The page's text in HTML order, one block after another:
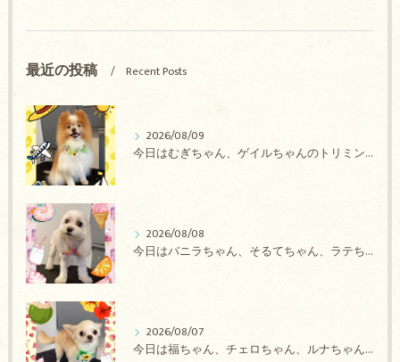
最近の投稿 Recent Posts
2026/08/09
今日はむぎちゃん、ゲイルちゃんのトリミングの紹介です【奈良のエース動物病院】
2026/08/08
今日はバニラちゃん、そるてちゃん、ラテちゃん、バニラちゃん、チョコちゃん、ベリーちゃん、メロンちゃん、もこちゃんのトリミングの紹介です【奈良のエース動物病院】
2026/08/07
今日は福ちゃん、チェロちゃん、ルナちゃん、Royちゃん、アネラちゃん、ポコちゃんのトリミングの紹介です【奈良のエース動物病院】